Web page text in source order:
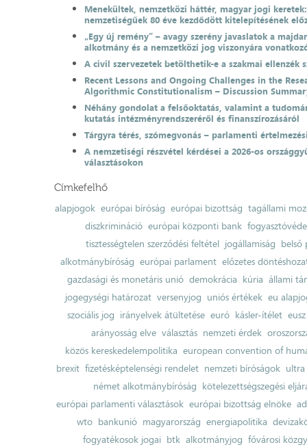
Menekültek, nemzetközi háttér, magyar jogi
nemzetiségűek 80 éve kezdődött kitelepítésének
„Egy új remény” – avagy szerény javaslatok a
alkotmány és a nemzetközi jog viszonyára
A civil szervezetek betölthetik-e a szakmai ellenzék
Recent Lessons and Ongoing Challenges in the
Algorithmic Constitutionalism – Discussion
Néhány gondolat a felsőoktatás, valamint a
kutatás intézményrendszeréről és finanszírozásáról
Tárgyra térés, szómegvonás – parlamenti
A nemzetiségi részvétel kérdései a 2026-os
választásokon
Címkefelhő
alapjogok európai bíróság európai bizottság tagállami
diszkrimináció európai központi bank
tisztességtelen szerződési feltétel jogállamiság belső
alkotmánybíróság európai parlament előzetes
gazdasági és monetáris unió demokrácia kúria állami
jogegységi határozat versenyjog uniós értékek eu
szociális jog irányelvek átültetése euró kásler-ítélet
arányosság elve választás nemzeti érdek
közös kereskedelempolitika european convention of
brexit fizetésképtelenségi rendelet nemzeti bíróságok ultra
német alkotmánybíróság kötelezettségszegési
európai parlamenti választások európai bizottság elnöke
wto bankunió magyarország energiapolitika
fogyatékosok jogai btk alkotmányjog fővárosi